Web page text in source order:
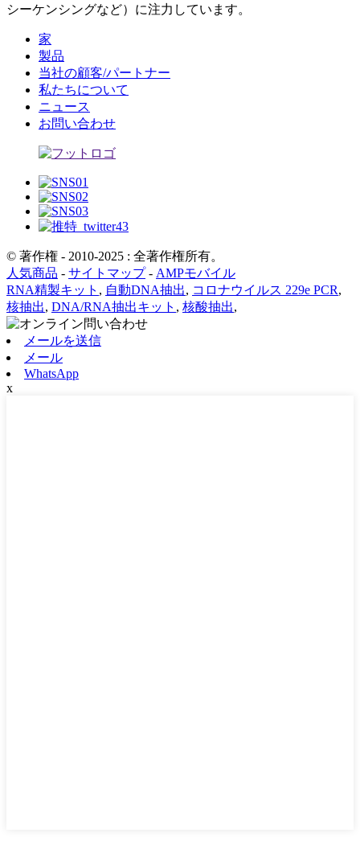
シーケンシングなど）に注力しています。
家
製品
当社の顧客/パートナー
私たちについて
ニュース
お問い合わせ
© 著作権 - 2010-2025 : 全著作権所有。
人気商品 - サイトマップ- AMPモバイル
RNA精製キット , 自動DNA抽出, コロナウイルス 229e PCR,
核抽出, DNA/RNA抽出キット , 核酸抽出,
メールを送信
メール
WhatsApp
x